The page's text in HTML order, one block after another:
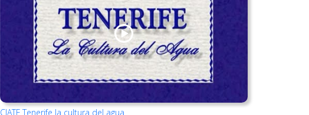
CIATF Tenerife la cultura del agua